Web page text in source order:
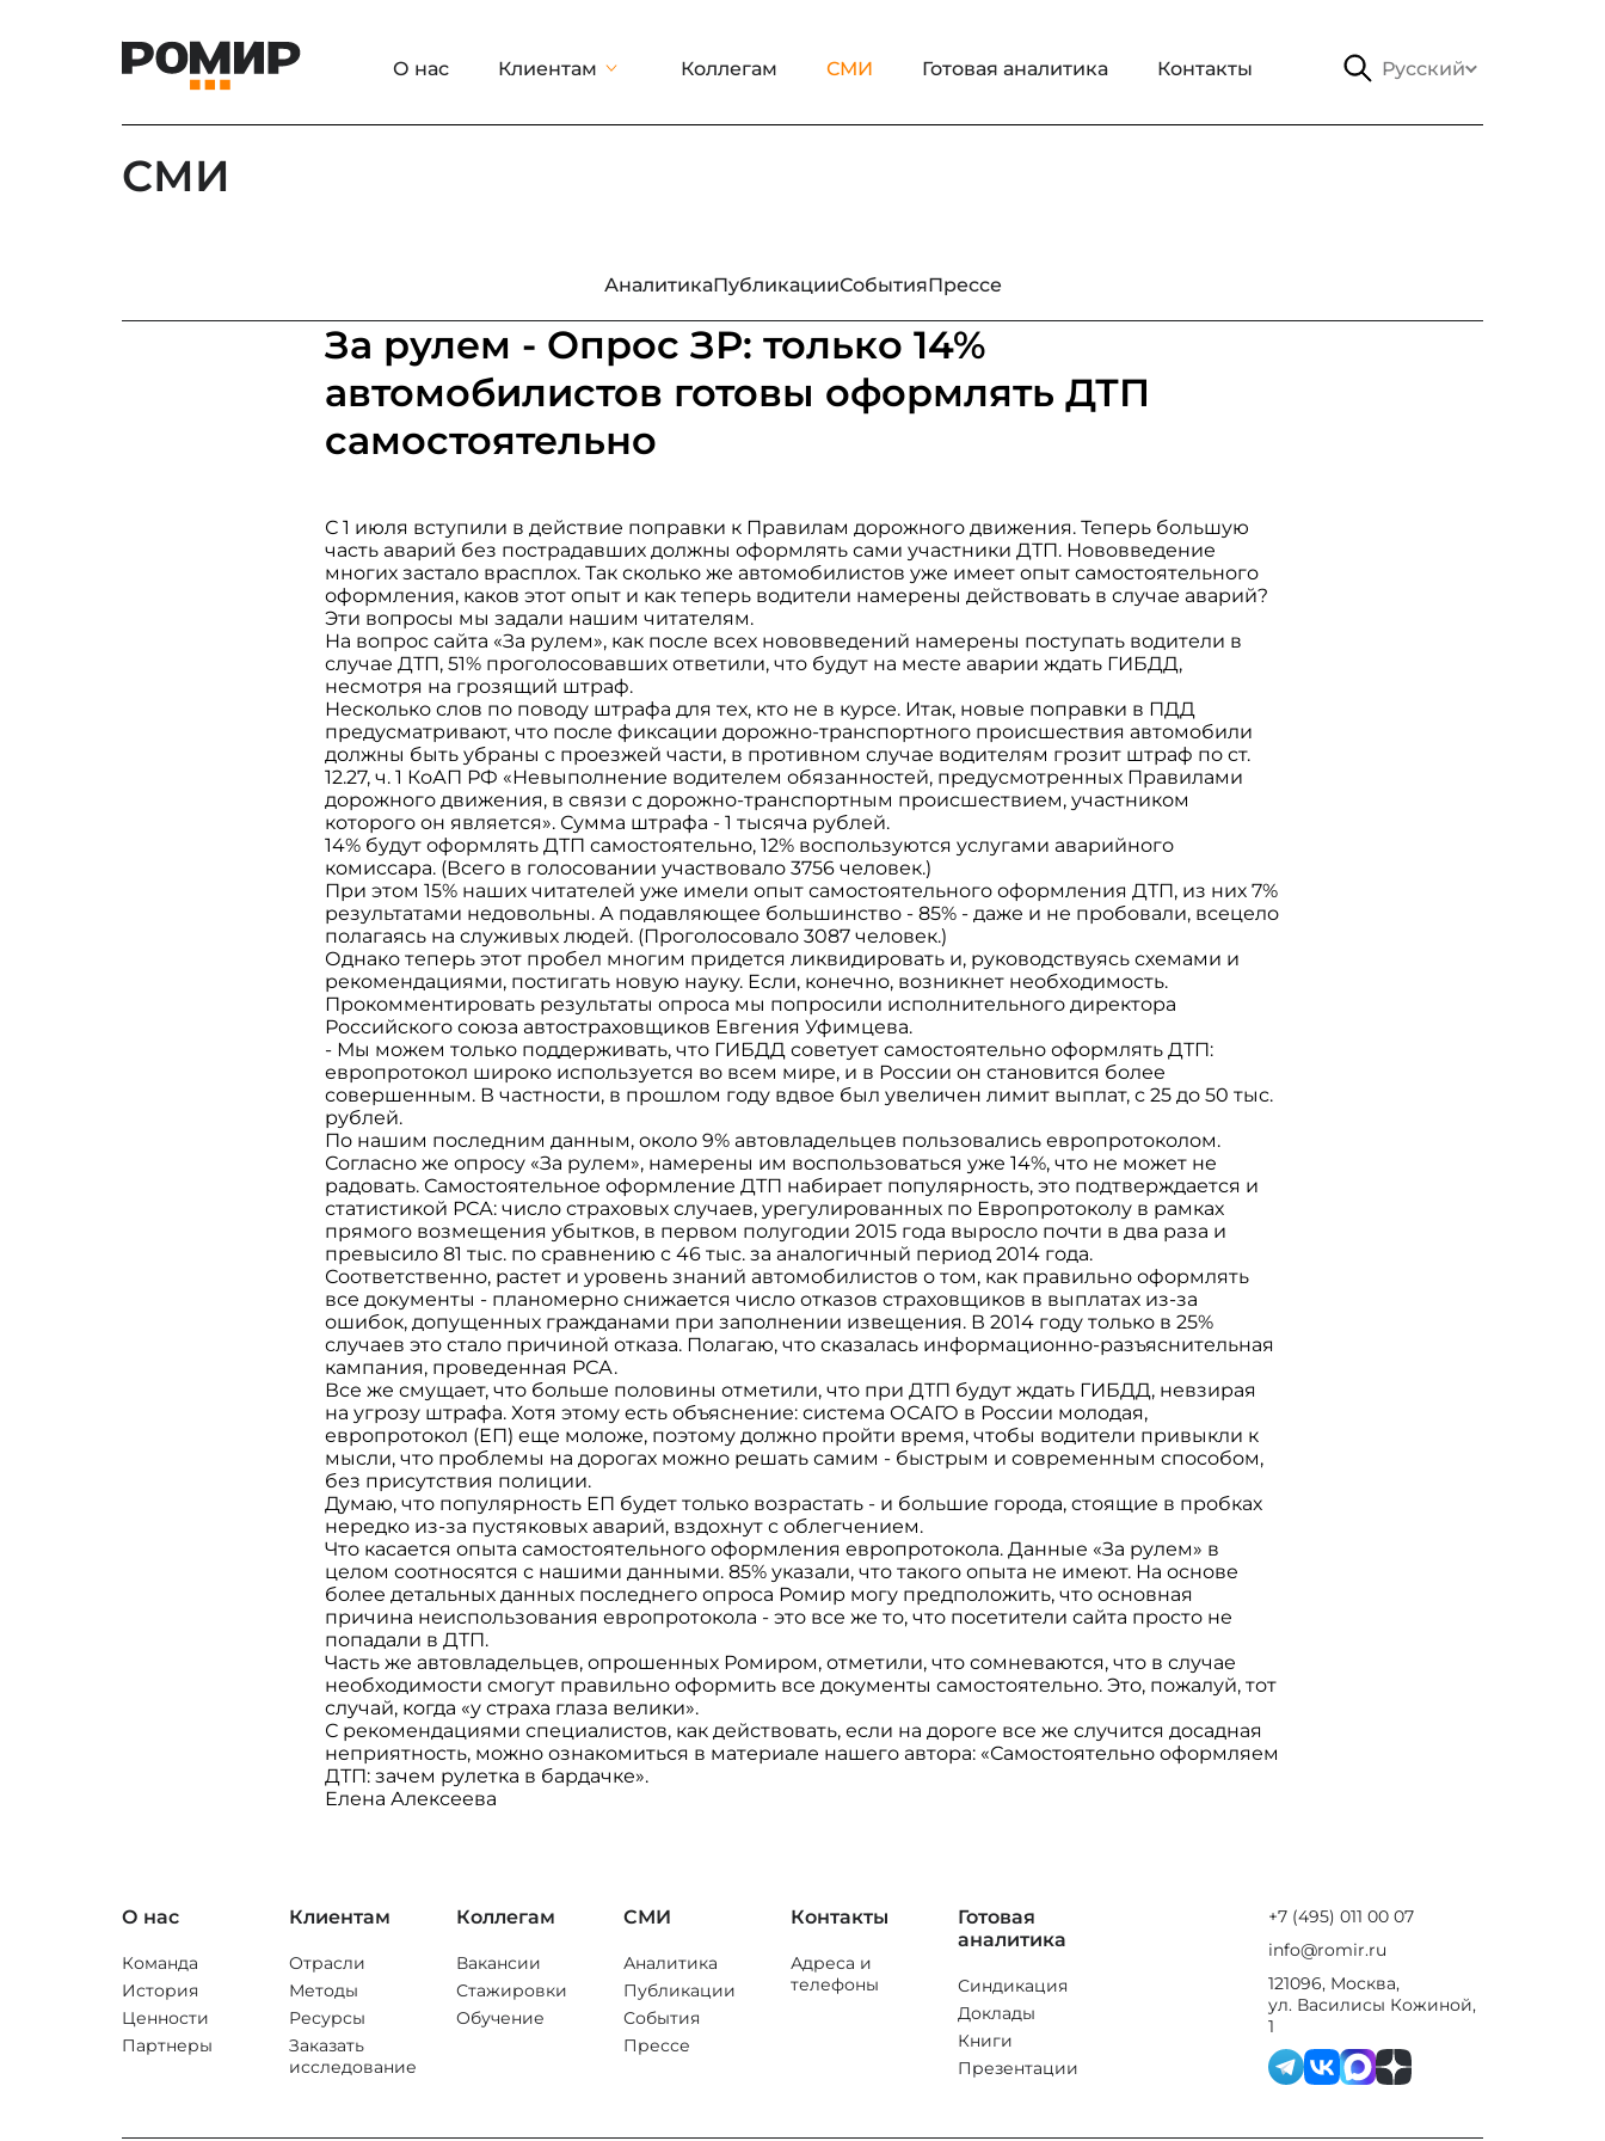
О нас Клиентам Коллегам СМИ Готовая аналитика Контакты Русский
СМИ
АналитикаПубликацииСобытияПрессе
За рулем - Опрос ЗР: только 14%
автомобилистов готовы оформлять ДТП
самостоятельно
С 1 июля вступили в действие поправки к Правилам дорожного движения. Теперь большую
часть аварий без пострадавших должны оформлять сами участники ДТП. Нововведение
многих застало врасплох. Так сколько же автомобилистов уже имеет опыт самостоятельного
оформления, каков этот опыт и как теперь водители намерены действовать в случае аварий?
Эти вопросы мы задали нашим читателям.
На вопрос сайта «За рулем», как после всех нововведений намерены поступать водители в
случае ДТП, 51% проголосовавших ответили, что будут на месте аварии ждать ГИБДД,
несмотря на грозящий штраф.
Несколько слов по поводу штрафа для тех, кто не в курсе. Итак, новые поправки в ПДД
предусматривают, что после фиксации дорожно-транспортного происшествия автомобили
должны быть убраны с проезжей части, в противном случае водителям грозит штраф по ст.
12.27, ч. 1 КоАП РФ «Невыполнение водителем обязанностей, предусмотренных Правилами
дорожного движения, в связи с дорожно-транспортным происшествием, участником
которого он является». Сумма штрафа - 1 тысяча рублей.
14% будут оформлять ДТП самостоятельно, 12% воспользуются услугами аварийного
комиссара. (Всего в голосовании участвовало 3756 человек.)
При этом 15% наших читателей уже имели опыт самостоятельного оформления ДТП, из них 7%
результатами недовольны. А подавляющее большинство - 85% - даже и не пробовали, всецело
полагаясь на служивых людей. (Проголосовало 3087 человек.)
Однако теперь этот пробел многим придется ликвидировать и, руководствуясь схемами и
рекомендациями, постигать новую науку. Если, конечно, возникнет необходимость.
Прокомментировать результаты опроса мы попросили исполнительного директора
Российского союза автостраховщиков Евгения Уфимцева.
- Мы можем только поддерживать, что ГИБДД советует самостоятельно оформлять ДТП:
европротокол широко используется во всем мире, и в России он становится более
совершенным. В частности, в прошлом году вдвое был увеличен лимит выплат, с 25 до 50 тыс.
рублей.
По нашим последним данным, около 9% автовладельцев пользовались европротоколом.
Согласно же опросу «За рулем», намерены им воспользоваться уже 14%, что не может не
радовать. Самостоятельное оформление ДТП набирает популярность, это подтверждается и
статистикой РСА: число страховых случаев, урегулированных по Европротоколу в рамках
прямого возмещения убытков, в первом полугодии 2015 года выросло почти в два раза и
превысило 81 тыс. по сравнению с 46 тыс. за аналогичный период 2014 года.
Соответственно, растет и уровень знаний автомобилистов о том, как правильно оформлять
все документы - планомерно снижается число отказов страховщиков в выплатах из-за
ошибок, допущенных гражданами при заполнении извещения. В 2014 году только в 25%
случаев это стало причиной отказа. Полагаю, что сказалась информационно-разъяснительная
кампания, проведенная РСА.
Все же смущает, что больше половины отметили, что при ДТП будут ждать ГИБДД, невзирая
на угрозу штрафа. Хотя этому есть объяснение: система ОСАГО в России молодая,
европротокол (ЕП) еще моложе, поэтому должно пройти время, чтобы водители привыкли к
мысли, что проблемы на дорогах можно решать самим - быстрым и современным способом,
без присутствия полиции.
Думаю, что популярность ЕП будет только возрастать - и большие города, стоящие в пробках
нередко из-за пустяковых аварий, вздохнут с облегчением.
Что касается опыта самостоятельного оформления европротокола. Данные «За рулем» в
целом соотносятся с нашими данными. 85% указали, что такого опыта не имеют. На основе
более детальных данных последнего опроса Ромир могу предположить, что основная
причина неиспользования европротокола - это все же то, что посетители сайта просто не
попадали в ДТП.
Часть же автовладельцев, опрошенных Ромиром, отметили, что сомневаются, что в случае
необходимости смогут правильно оформить все документы самостоятельно. Это, пожалуй, тот
случай, когда «у страха глаза велики».
С рекомендациями специалистов, как действовать, если на дороге все же случится досадная
неприятность, можно ознакомиться в материале нашего автора: «Самостоятельно оформляем
ДТП: зачем рулетка в бардачке».
Елена Алексеева
О нас
Команда
История
Ценности
Партнеры
Клиентам
Отрасли
Методы
Ресурсы
Заказать
исследование
Коллегам
Вакансии
Стажировки
Обучение
СМИ
Аналитика
Публикации
События
Прессе
Контакты
Адреса и
телефоны
Готовая
аналитика
Синдикация
Доклады
Книги
Презентации
+7 (495) 011 00 07
info@romir.ru
121096, Москва,
ул. Василисы Кожиной,
1